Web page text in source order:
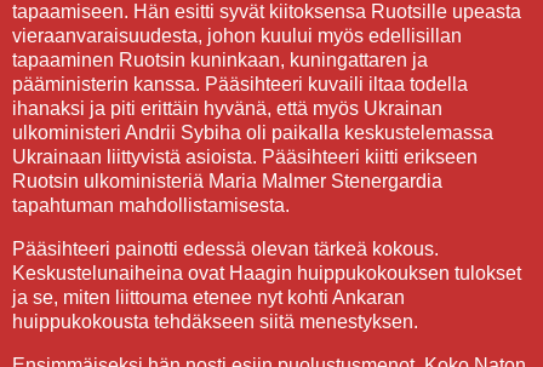
tapaamiseen. Hän esitti syvät kiitoksensa Ruotsille upeasta
vieraanvaraisuudesta, johon kuului myös edellisillan
tapaaminen Ruotsin kuninkaan, kuningattaren ja
pääministerin kanssa. Pääsihteeri kuvaili iltaa todella
ihanaksi ja piti erittäin hyvänä, että myös Ukrainan
ulkoministeri Andrii Sybiha oli paikalla keskustelemassa
Ukrainaan liittyvistä asioista. Pääsihteeri kiitti erikseen
Ruotsin ulkoministeriä Maria Malmer Stenergardia
tapahtuman mahdollistamisesta.
Pääsihteeri painotti edessä olevan tärkeä kokous.
Keskustelunaiheina ovat Haagin huippukokouksen tulokset
ja se, miten liittouma etenee nyt kohti Ankaran
huippukokousta tehdäkseen siitä menestyksen.